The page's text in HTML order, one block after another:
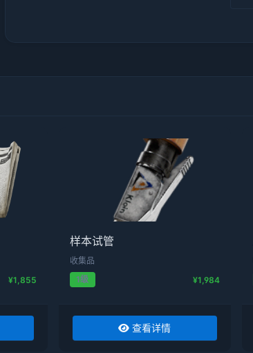
¥1,855
样本试管
收集品
1级
¥1,984
查看详情